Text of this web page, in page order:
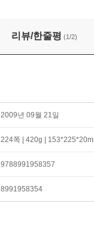
리뷰/한줄평 (1/2)
2009년 09월 21일
224쪽 | 420g |
9788991958357
8991958354